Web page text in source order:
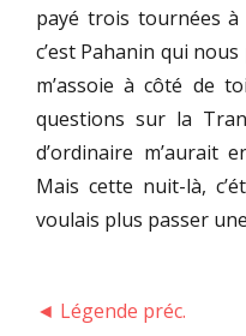
payé trois tournées à
c’est Pahanin qui
m’assoie à côté de
questions sur la
d’ordinaire m’aurait
Mais cette nuit-là,
voulais plus passer
◄ Légende préc.